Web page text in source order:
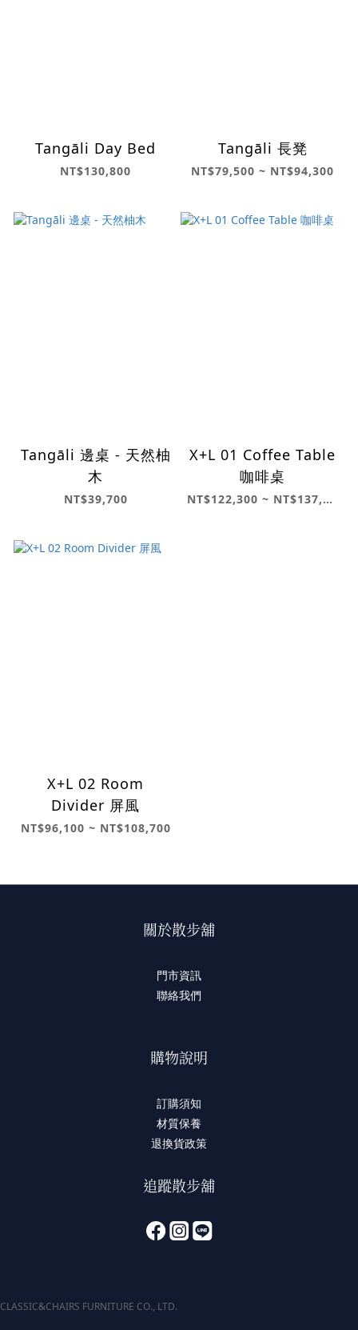
Tangāli Day Bed
NT$130,800
Tangāli 長凳
NT$79,500 ~ NT$94,300
Tangāli 邊桌 - 天然柚
木
NT$39,700
X+L 01 Coffee Table
咖啡桌
NT$122,300 ~ NT$137,400
X+L 02 Room
Divider 屏風
NT$96,100 ~ NT$108,700
關於散步舖
門市資訊
聯絡我們
購物說明
訂購須知
材質保養
退換貨政策
追蹤散步舖
CLASSIC&CHAIRS FURNITURE CO., LTD.